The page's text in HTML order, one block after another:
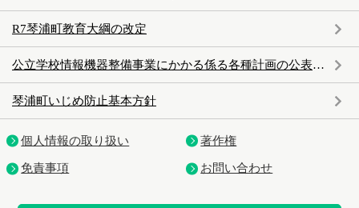
R7琴浦町教育大綱の改定
公立学校情報機器整備事業にかかる係る各種計画の公表について
琴浦町いじめ防止基本方針
個人情報の取り扱い 著作権
免責事項 お問い合わせ